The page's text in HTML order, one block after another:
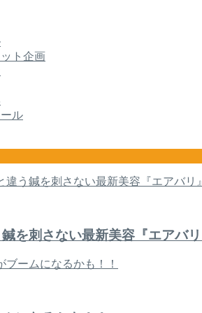
ト企画
ル
を刺さない最新美容『エアバ